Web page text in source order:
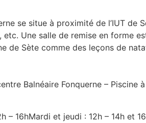
se situe à proximité de l’IUT de
etc. Une salle de remise en
de Sète comme des leçons de
Balnéaire Fonquerne – Piscine
– 16hMardi et jeudi : 12h – 14h et